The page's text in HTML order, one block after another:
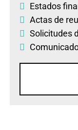
Estados
Actas de
Solicitudes